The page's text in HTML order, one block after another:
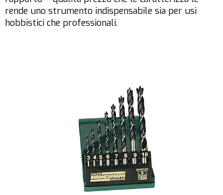
rende uno strumento indispensabile sia per usi
hobbistici che professionali.